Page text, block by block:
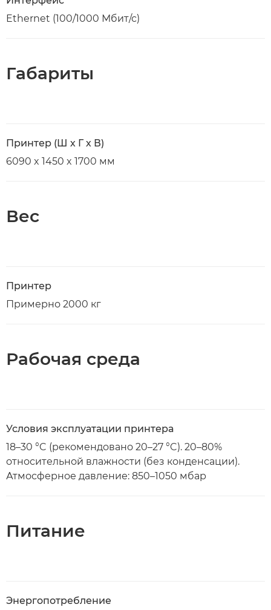
Ethernet (100/1000 Мбит/с)
Габариты
Принтер (Ш х Г х В)
6090 x 1450 x 1700 мм
Вес
Принтер
Примерно 2000 кг
Рабочая среда
Условия эксплуатации принтера
18–30 °C (рекомендовано 20–27 °C). 20–80%
относительной влажности (без конденсации).
Атмосферное давление: 850–1050 мбар
Питание
Энергопотребление